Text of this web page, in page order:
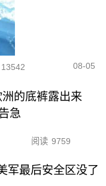
13542 08-05
的底裤露出来
急
阅读 9759
军最后安全区没了